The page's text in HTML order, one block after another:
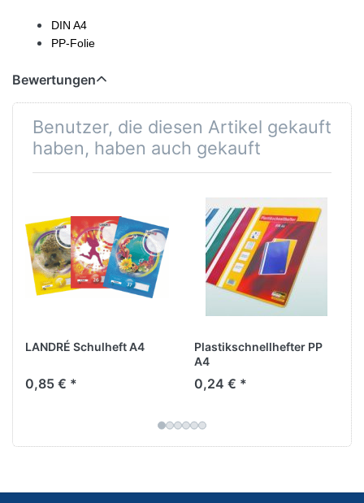
DIN A4
PP-Folie
Bewertungen
Benutzer, die diesen Artikel gekauft
haben, haben auch gekauft
LANDRÉ Schulheft A4
0,85 € *
Plastikschnellhefter PP
A4
0,24 € *